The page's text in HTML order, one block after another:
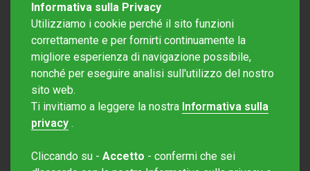
Editore Rotostampa SA
Sito creato daRedesign
Informativa sulla Privacy
Utilizziamo i cookie perché il sito funzioni
correttamente e per fornirti continuamente la
migliore esperienza di navigazione possibile,
nonché per eseguire analisi sull'utilizzo del nostro
sito web.
Ti invitiamo a leggere la nostra Informativa sulla
privacy .
Cliccando su - Accetto - confermi che sei